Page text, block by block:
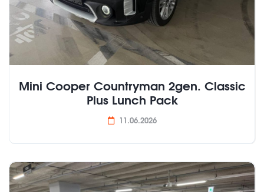
Mini Cooper Countryman 2gen. Classic
Plus Lunch Pack
11.06.2026